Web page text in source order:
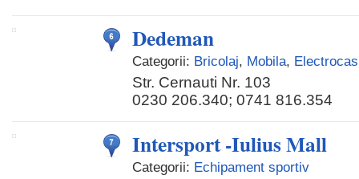
Dedeman
Categorii: Bricolaj, Mobila,
Str. Cernauti Nr. 103
0230 206.340; 0741 816.354
Intersport -Iulius Mall
Categorii: Echipament sportiv